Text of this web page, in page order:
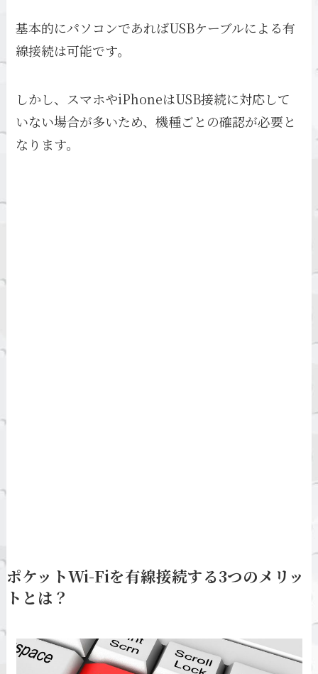
基本的にパソコンであればUSBケーブルによる有
線接続は可能です。
しかし、スマホやiPhoneはUSB接続に対応して
いない場合が多いため、機種ごとの確認が必要と
なります。
ポケットWi-Fiを有線接続する3つのメリッ
トとは？